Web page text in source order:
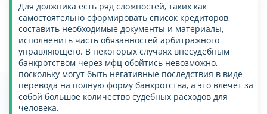
Для должника есть ряд сложностей, таких как
самостоятельно сформировать список кредиторов,
составить необходимые документы и материалы,
исполненить часть обязанностей арбитражного
управляющего. В некоторых случаях внесудебным
банкротством через мфц обойтись невозможно,
поскольку могут быть негативные последствия в виде
перевода на полную форму банкротства, а это влечет за
собой большое количество судебных расходов для
человека.
Отправляя форму, я
соглашаюсь сполитикой
конфиденциальности
Получить консультацию
Пожалуйста, корректно
заполните поля, согласитесь на
Хорошо
Отправляя форму, я
соглашаюсь наобработку
персональных данных
Отправляя форму, я
соглашаюсь сполитикой
Хорошо